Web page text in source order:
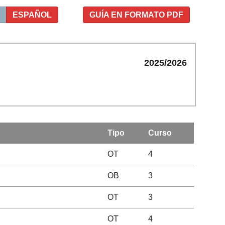
GUÍA EN FORMATO PDF
ESPAÑOL
2025/2026
Tipo Curso
OT 4
OB 3
OT 3
OT 4